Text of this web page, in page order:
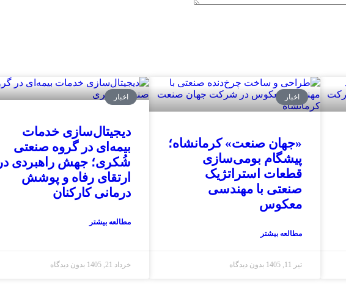
اخبار
«جهان صنعت» کرمانشاه؛
پیشگام بومی‌سازی
قطعات استراتژیک
صنعتی با مهندسی
معکوس
مطالعه بیشتر
تیر 11, 1405 بدون دیدگاه
اخبار
دیجیتال‌سازی خدمات
بیمه‌ای در گروه صنعتی
شُکری؛ جهش راهبردی در
ارتقای رفاه و پوشش
درمانی کارکنان
مطالعه بیشتر
خرداد 21, 1405 بدون دیدگاه